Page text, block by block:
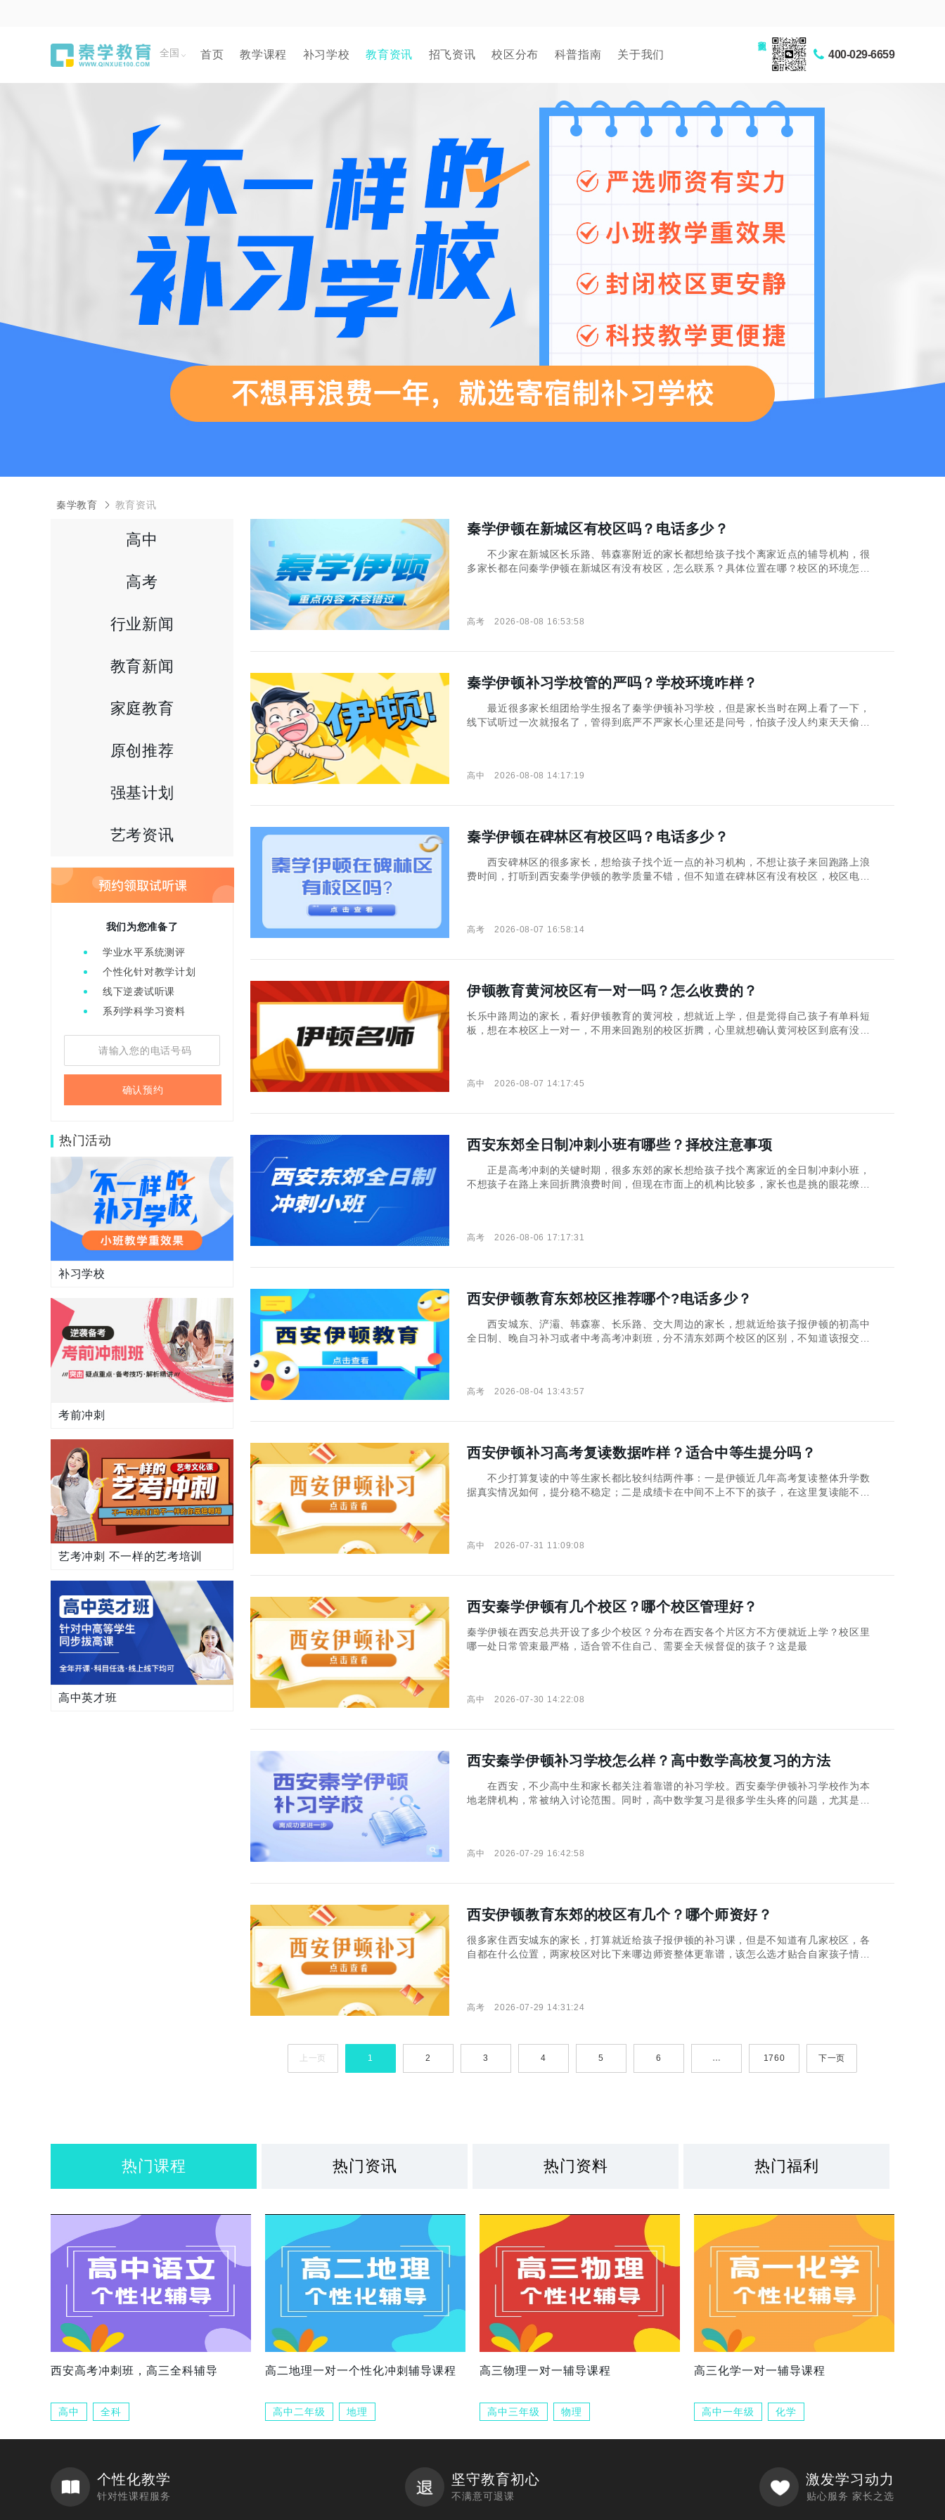
全国 首页 教学课程 补习学校 教育资讯 招飞资讯 校区分布 科普指南 关于我们 400-029-6659
秦学教育 教育资讯
秦学伊顿在新城区有校区吗？电话多少？
不少家在新城区长乐路、韩森寨附近的家长都想给孩子找个离家近点的辅导机构，很
多家长都在问秦学伊顿在新城区有没有校区，怎么联系？具体位置在哪？校区的环境怎么
高考 2026-08-08 16:53:58
秦学伊顿补习学校管的严吗？学校环境咋样？
最近很多家长组团给学生报名了秦学伊顿补习学校，但是家长当时在网上看了一下，
线下试听过一次就报名了，管得到底严不严家长心里还是问号，怕孩子没人约束天天偷懒
高中 2026-08-08 14:17:19
秦学伊顿在碑林区有校区吗？电话多少？
西安碑林区的很多家长，想给孩子找个近一点的补习机构，不想让孩子来回跑路上浪
费时间，打听到西安秦学伊顿的教学质量不错，但不知道在碑林区有没有校区，校区电话
高考 2026-08-07 16:58:14
伊顿教育黄河校区有一对一吗？怎么收费的？
长乐中路周边的家长，看好伊顿教育的黄河校，想就近上学，但是觉得自己孩子有单科短
板，想在本校区上一对一，不用来回跑别的校区折腾，心里就想确认黄河校区到底有没有
高中 2026-08-07 14:17:45
西安东郊全日制冲刺小班有哪些？择校注意事项
正是高考冲刺的关键时期，很多东郊的家长想给孩子找个离家近的全日制冲刺小班，
不想孩子在路上来回折腾浪费时间，但现在市面上的机构比较多，家长也是挑的眼花缭
高考 2026-08-06 17:17:31
西安伊顿教育东郊校区推荐哪个?电话多少？
西安城东、浐灞、韩森寨、长乐路、交大周边的家长，想就近给孩子报伊顿的初高中
全日制、晚自习补习或者中考高考冲刺班，分不清东郊两个校区的区别，不知道该报交大
高考 2026-08-04 13:43:57
西安伊顿补习高考复读数据咋样？适合中等生提分吗？
不少打算复读的中等生家长都比较纠结两件事：一是伊顿近几年高考复读整体升学数
据真实情况如何，提分稳不稳定；二是成绩卡在中间不上不下的孩子，在这里复读能不能
高中 2026-07-31 11:09:08
西安秦学伊顿有几个校区？哪个校区管理好？
秦学伊顿在西安总共开设了多少个校区？分布在西安各个片区方不方便就近上学？校区里
哪一处日常管束最严格，适合管不住自己、需要全天候督促的孩子？这是最
高中 2026-07-30 14:22:08
西安秦学伊顿补习学校怎么样？高中数学高校复习的方法
在西安，不少高中生和家长都关注着靠谱的补习学校。西安秦学伊顿补习学校作为本
地老牌机构，常被纳入讨论范围。同时，高中数学复习是很多学生头疼的问题，尤其是高
高中 2026-07-29 16:42:58
西安伊顿教育东郊的校区有几个？哪个师资好？
很多家住西安城东的家长，打算就近给孩子报伊顿的补习课，但是不知道有几家校区，各
自都在什么位置，两家校区对比下来哪边师资整体更靠谱，该怎么选才贴合自家孩子情
高考 2026-07-29 14:31:24
上一页 1 2 3 4 5 6 … 1760 下一页
高中
高考
行业新闻
教育新闻
家庭教育
原创推荐
强基计划
艺考资讯
我们为您准备了
学业水平系统测评
个性化针对教学计划
线下逆袭试听课
系列学科学习资料
确认预约
热门活动
补习学校
考前冲刺
艺考冲刺 不一样的艺考培训
高中英才班
热门课程 热门资讯 热门资料 热门福利
西安高考冲刺班，高三全科辅导
高中 全科
高二地理一对一个性化冲刺辅导课程
高中二年级 地理
高三物理一对一辅导课程
高中三年级 物理
高三化学一对一辅导课程
高中一年级 化学
个性化教学
针对性课程服务
坚守教育初心
不满意可退课
激发学习动力
贴心服务 家长之选